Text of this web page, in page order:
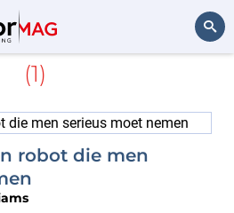
Robotics
(1)
robot die men